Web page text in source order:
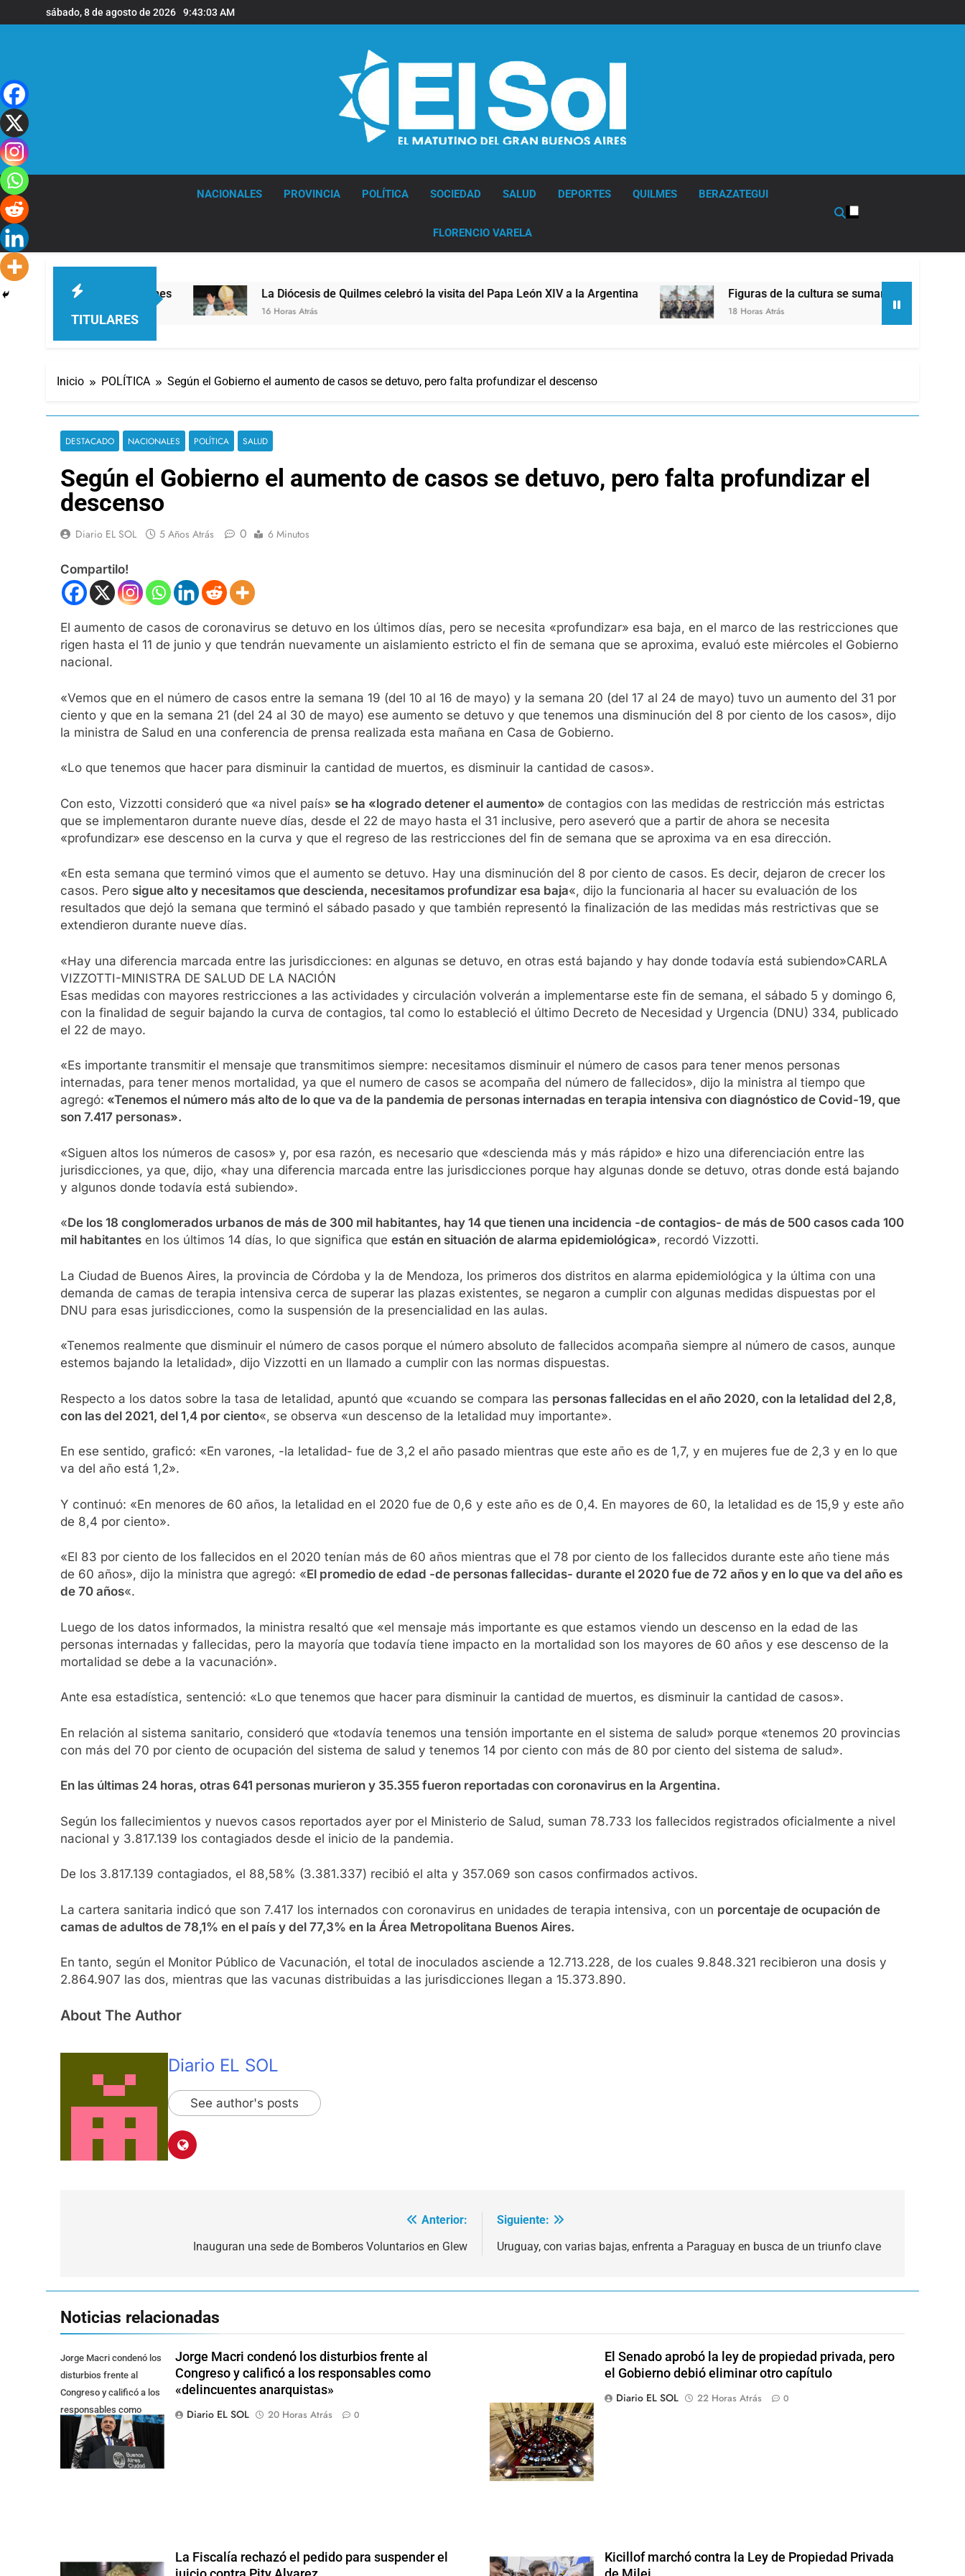
al
sábado, 8 de agosto de 2026 9:43:04 AM
NACIONALES PROVINCIA POLÍTICA SOCIEDAD SALUD DEPORTES QUILMES BERAZATEGUI
FLORENCIO VARELA
TITULARES
sede de Quilmes La Diócesis de Quilmes celebró la visita del Papa León XIV a la Argentina
16 Horas Atrás
Figuras de la cultura se sumaron a la marcha frente al
18 Horas Atrás
Inicio POLÍTICA Según el Gobierno el aumento de casos se detuvo, pero falta profundizar el descenso
DESTACADO NACIONALES POLÍTICA SALUD
Según el Gobierno el aumento de casos se detuvo, pero falta profundizar el
descenso
Diario EL SOL 5 Años Atrás 0 6 Minutos
Compartilo!
El aumento de casos de coronavirus se detuvo en los últimos días, pero se necesita «profundizar» esa baja, en el marco de las restricciones que
rigen hasta el 11 de junio y que tendrán nuevamente un aislamiento estricto el fin de semana que se aproxima, evaluó este miércoles el Gobierno
nacional.
«Vemos que en el número de casos entre la semana 19 (del 10 al 16 de mayo) y la semana 20 (del 17 al 24 de mayo) tuvo un aumento del 31 por
ciento y que en la semana 21 (del 24 al 30 de mayo) ese aumento se detuvo y que tenemos una disminución del 8 por ciento de los casos», dijo
la ministra de Salud en una conferencia de prensa realizada esta mañana en Casa de Gobierno.
«Lo que tenemos que hacer para disminuir la cantidad de muertos, es disminuir la cantidad de casos».
Con esto, Vizzotti consideró que «a nivel país» se ha «logrado detener el aumento» de contagios con las medidas de restricción más estrictas
que se implementaron durante nueve días, desde el 22 de mayo hasta el 31 inclusive, pero aseveró que a partir de ahora se necesita
«profundizar» ese descenso en la curva y que el regreso de las restricciones del fin de semana que se aproxima va en esa dirección.
«En esta semana que terminó vimos que el aumento se detuvo. Hay una disminución del 8 por ciento de casos. Es decir, dejaron de crecer los
casos. Pero sigue alto y necesitamos que descienda, necesitamos profundizar esa baja«, dijo la funcionaria al hacer su evaluación de los
resultados que dejó la semana que terminó el sábado pasado y que también representó la finalización de las medidas más restrictivas que se
extendieron durante nueve días.
«Hay una diferencia marcada entre las jurisdicciones: en algunas se detuvo, en otras está bajando y hay donde todavía está subiendo»CARLA
VIZZOTTI-MINISTRA DE SALUD DE LA NACIÓN
Esas medidas con mayores restricciones a las actividades y circulación volverán a implementarse este fin de semana, el sábado 5 y domingo 6,
con la finalidad de seguir bajando la curva de contagios, tal como lo estableció el último Decreto de Necesidad y Urgencia (DNU) 334, publicado
el 22 de mayo.
«Es importante transmitir el mensaje que transmitimos siempre: necesitamos disminuir el número de casos para tener menos personas
internadas, para tener menos mortalidad, ya que el numero de casos se acompaña del número de fallecidos», dijo la ministra al tiempo que
agregó: «Tenemos el número más alto de lo que va de la pandemia de personas internadas en terapia intensiva con diagnóstico de Covid-19, que
son 7.417 personas».
«Siguen altos los números de casos» y, por esa razón, es necesario que «descienda más y más rápido» e hizo una diferenciación entre las
jurisdicciones, ya que, dijo, «hay una diferencia marcada entre las jurisdicciones porque hay algunas donde se detuvo, otras donde está bajando
y algunos donde todavía está subiendo».
«De los 18 conglomerados urbanos de más de 300 mil habitantes, hay 14 que tienen una incidencia -de contagios- de más de 500 casos cada 100
mil habitantes en los últimos 14 días, lo que significa que están en situación de alarma epidemiológica», recordó Vizzotti.
La Ciudad de Buenos Aires, la provincia de Córdoba y la de Mendoza, los primeros dos distritos en alarma epidemiológica y la última con una
demanda de camas de terapia intensiva cerca de superar las plazas existentes, se negaron a cumplir con algunas medidas dispuestas por el
DNU para esas jurisdicciones, como la suspensión de la presencialidad en las aulas.
«Tenemos realmente que disminuir el número de casos porque el número absoluto de fallecidos acompaña siempre al número de casos, aunque
estemos bajando la letalidad», dijo Vizzotti en un llamado a cumplir con las normas dispuestas.
Respecto a los datos sobre la tasa de letalidad, apuntó que «cuando se compara las personas fallecidas en el año 2020, con la letalidad del 2,8,
con las del 2021, del 1,4 por ciento«, se observa «un descenso de la letalidad muy importante».
En ese sentido, graficó: «En varones, -la letalidad- fue de 3,2 el año pasado mientras que este año es de 1,7, y en mujeres fue de 2,3 y en lo que
va del año está 1,2».
Y continuó: «En menores de 60 años, la letalidad en el 2020 fue de 0,6 y este año es de 0,4. En mayores de 60, la letalidad es de 15,9 y este año
de 8,4 por ciento».
«El 83 por ciento de los fallecidos en el 2020 tenían más de 60 años mientras que el 78 por ciento de los fallecidos durante este año tiene más
de 60 años», dijo la ministra que agregó: «El promedio de edad -de personas fallecidas- durante el 2020 fue de 72 años y en lo que va del año es
de 70 años«.
Luego de los datos informados, la ministra resaltó que «el mensaje más importante es que estamos viendo un descenso en la edad de las
personas internadas y fallecidas, pero la mayoría que todavía tiene impacto en la mortalidad son los mayores de 60 años y ese descenso de la
mortalidad se debe a la vacunación».
Ante esa estadística, sentenció: «Lo que tenemos que hacer para disminuir la cantidad de muertos, es disminuir la cantidad de casos».
En relación al sistema sanitario, consideró que «todavía tenemos una tensión importante en el sistema de salud» porque «tenemos 20 provincias
con más del 70 por ciento de ocupación del sistema de salud y tenemos 14 por ciento con más de 80 por ciento del sistema de salud».
En las últimas 24 horas, otras 641 personas murieron y 35.355 fueron reportadas con coronavirus en la Argentina.
Según los fallecimientos y nuevos casos reportados ayer por el Ministerio de Salud, suman 78.733 los fallecidos registrados oficialmente a nivel
nacional y 3.817.139 los contagiados desde el inicio de la pandemia.
De los 3.817.139 contagiados, el 88,58% (3.381.337) recibió el alta y 357.069 son casos confirmados activos.
La cartera sanitaria indicó que son 7.417 los internados con coronavirus en unidades de terapia intensiva, con un porcentaje de ocupación de
camas de adultos de 78,1% en el país y del 77,3% en la Área Metropolitana Buenos Aires.
En tanto, según el Monitor Público de Vacunación, el total de inoculados asciende a 12.713.228, de los cuales 9.848.321 recibieron una dosis y
2.864.907 las dos, mientras que las vacunas distribuidas a las jurisdicciones llegan a 15.373.890.
About The Author
Diario EL SOL
See author's posts
Anterior:
Inauguran una sede de Bomberos Voluntarios en Glew
Siguiente:
Uruguay, con varias bajas, enfrenta a Paraguay en busca de un triunfo clave
Noticias relacionadas
Jorge Macri condenó los
disturbios frente al
Congreso y calificó a los
responsables como
"delincuentes
anarquistas"
Jorge Macri condenó los disturbios frente al
Congreso y calificó a los responsables como
«delincuentes anarquistas»
Diario EL SOL
20 Horas Atrás 0
El Senado aprobó la ley de propiedad privada, pero
el Gobierno debió eliminar otro capítulo
Diario EL SOL
22 Horas Atrás 0
La Fiscalía rechazó el pedido para suspender el
Kicillof marchó contra la Ley de Propiedad Privada